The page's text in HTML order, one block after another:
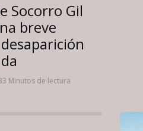
Socorro Gil
breve
Minutos de lectura